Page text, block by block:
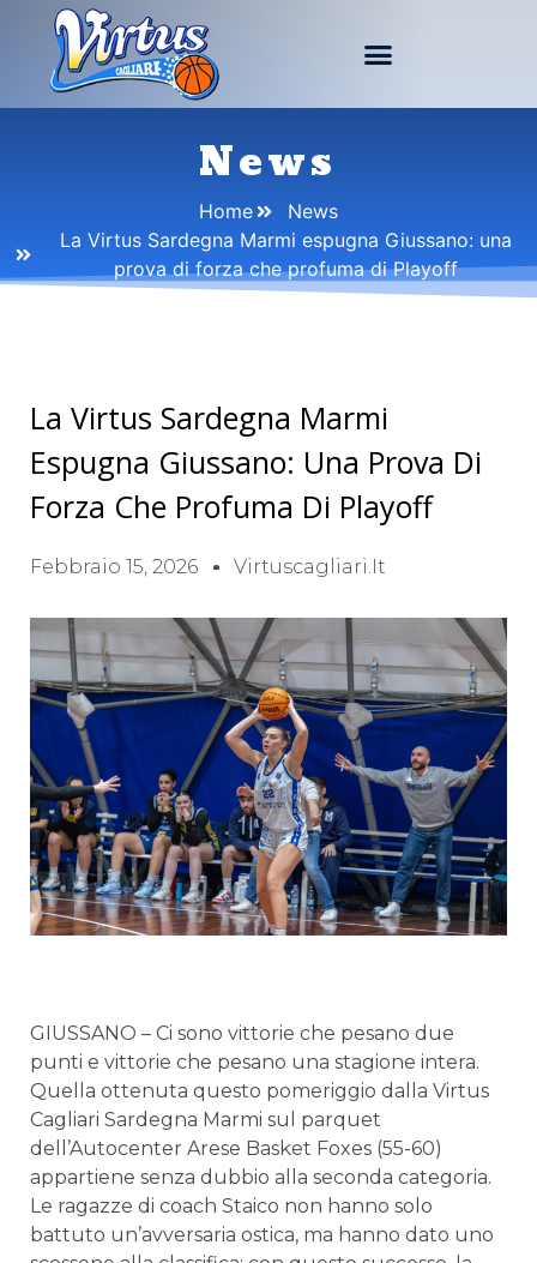
News
Home
News
La Virtus Sardegna Marmi espugna Giussano: una
prova di forza che profuma di Playoff
La Virtus Sardegna Marmi
Espugna Giussano: Una Prova Di
Forza Che Profuma Di Playoff
Febbraio 15, 2026 Virtuscagliari.it
GIUSSANO – Ci sono vittorie che pesano due
punti e vittorie che pesano una stagione intera.
Quella ottenuta questo pomeriggio dalla Virtus
Cagliari Sardegna Marmi sul parquet
dell’Autocenter Arese Basket Foxes (55-60)
appartiene senza dubbio alla seconda categoria.
Le ragazze di coach Staico non hanno solo
battuto un’avversaria ostica, ma hanno dato uno